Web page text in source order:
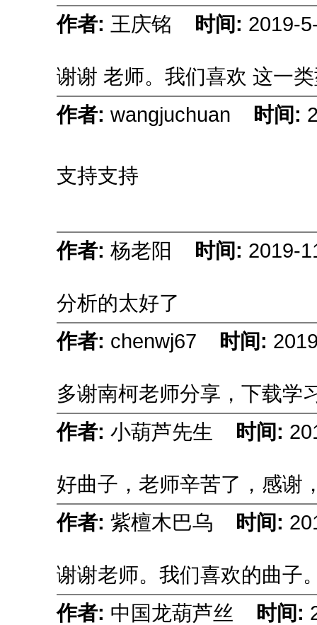
作者: 王庆铭 时间: 2019-
谢谢 老师。我们喜欢 这一
作者: wangjuchuan 时间:
支持支持
作者: 杨老阳 时间: 2019-
分析的太好了
作者: chenwj67 时间:
多谢南柯老师分享，下载学
作者: 小葫芦先生 时间:
好曲子，老师辛苦了，感谢
作者: 紫檀木巴乌 时间:
谢谢老师。我们喜欢的曲子
作者: 中国龙葫芦丝 时间: